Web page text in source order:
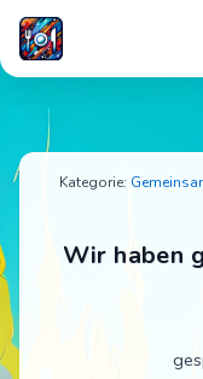
Wir haben
Kategorie:
Wir haben